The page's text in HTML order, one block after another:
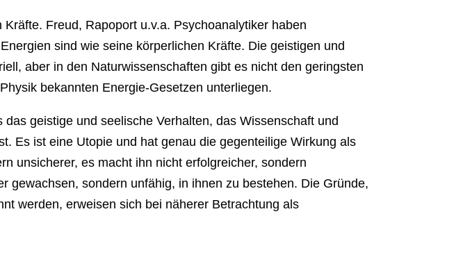
Freud, Rapoport u.v.a. Psychoanalytiker haben
sind wie seine körperlichen Kräfte. Die geistigen und
aber in den Naturwissenschaften gibt es nicht den geringsten
bekannten Energie-Gesetzen unterliegen.
geistige und seelische Verhalten, das Wissenschaft und
Es ist eine Utopie und hat genau die gegenteilige Wirkung als
unsicherer, es macht ihn nicht erfolgreicher, sondern
gewachsen, sondern unfähig, in ihnen zu bestehen. Die Gründe,
werden, erweisen sich bei näherer Betrachtung als